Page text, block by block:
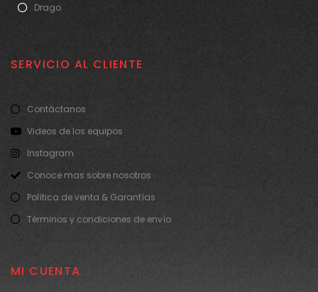
Drago
SERVICIO AL CLIENTE
Contáctanos
Videos de los equipos
Instagram
Conoce mas sobre nosotros
Política de venta & Garantías
Términos y condiciones de envío
MI CUENTA